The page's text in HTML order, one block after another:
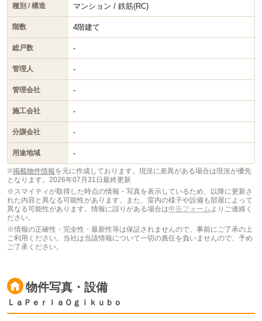
種別 / 構造 マンション / 鉄筋(RC)
階数 4階建て
総戸数 -
管理人 -
管理会社 -
施工会社 -
分譲会社 -
用途地域 -
※掲載物件情報を元に作成しております。現況に差異がある場合は現況が優先
となります。 2026年07月31日最終更新
※スマイティが取得した時点の情報・写真を表示しているため、以降に更新さ
れた内容と異なる可能性があります。また、室内の様子や設備も部屋によって
異なる可能性があります。情報に誤りがある場合は申告フォーム よりご連絡く
ださい。
※情報の正確性・完全性・最新性等は保証されませんので、事前にご了承の上
ご利用ください。当社は当該情報について一切の責任を負いませんので、予め
ご了承ください。
物件写真・設備
ＬａＰｅｒｌａＯｇｉｋｕｂｏ